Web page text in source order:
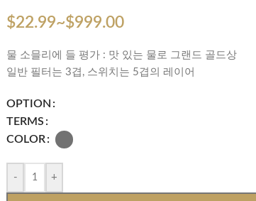
$22.99~$999.00
물 소믈리에 들 평가 : 맛 있는 물로 그랜드 골드상
일반 필터는 3겹, 스위치는 5겹의 레이어
OPTION
TERMS
COLOR
- +